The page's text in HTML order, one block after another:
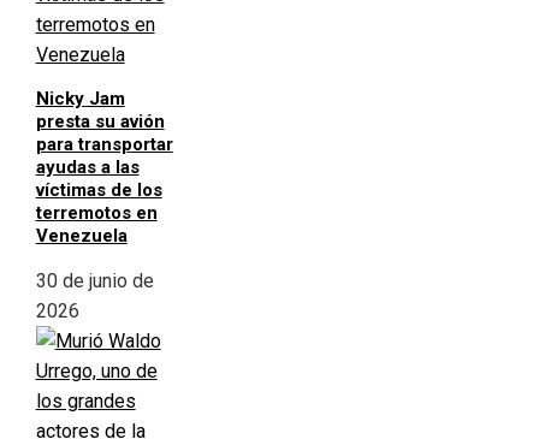
Nicky Jam
presta su avión
para transportar
ayudas a las
víctimas de los
terremotos en
Venezuela
30 de junio de
2026